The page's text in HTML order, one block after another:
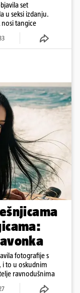
set
u seksi izdanju.
tangice
fotografije s
i to u oskudnim
ravnodušnima